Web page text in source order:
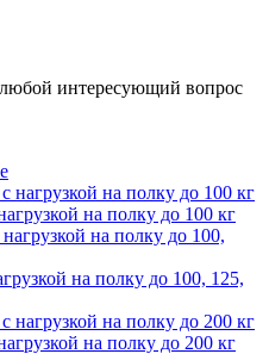
интересующий вопрос
на полку до 100 кг
на полку до 100, 125,
на полку до 200 кг